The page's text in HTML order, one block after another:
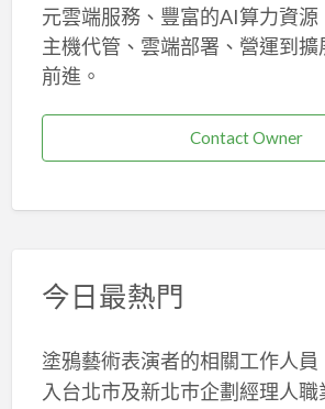
元雲端服務、豐富的AI算力資源
主機代管、雲端部署、營運到擴
前進。
Contact Owner
今日最熱門
塗鴉藝術表演者的相關工作人員
入台北市及新北巿企劃經理人職